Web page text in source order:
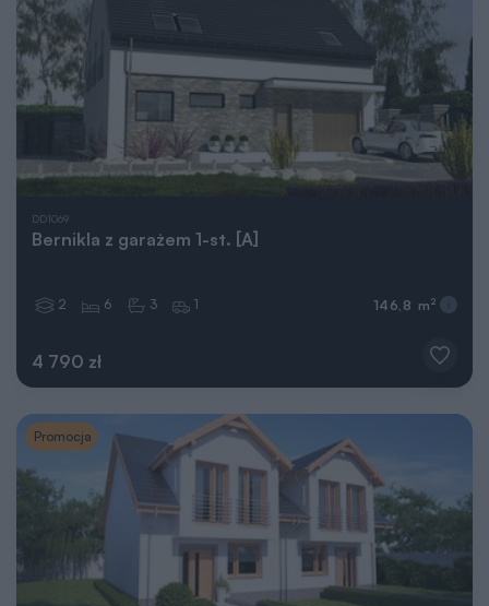
DD1069
Bernikla z garażem 1-st. [A]
4 790 zł
2 6 3 1 146,8 m 2
Promocja